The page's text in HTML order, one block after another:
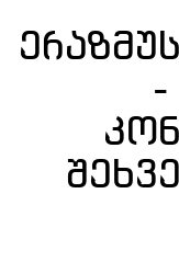
-